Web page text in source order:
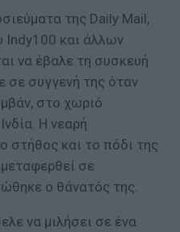
της Daily Mail,
Indy100 και άλλων
να έβαλε τη συσκευή
σε συγγενή της όταν
στο χωριό
Η νεαρή
στήθος και το πόδι της
σε
ο θάνατός της.
να μιλήσει σε ένα